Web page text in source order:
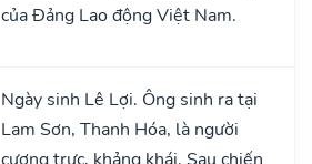
của Đảng Lao động Việt Nam.
Ngày sinh Lê Lợi. Ông sinh ra tại
Lam Sơn, Thanh Hóa, là người